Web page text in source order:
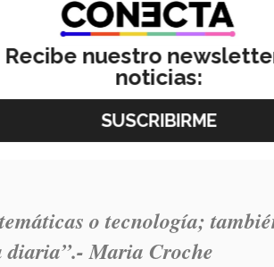
CAETECse realizaba de forma
eran variables.
una
perspectiva de ingeniería
científica
una forma diferente de
busca ayudar y solucionar
o tecnología;
diaria”.- Maria Croche
Recibe nuestro
noticias: